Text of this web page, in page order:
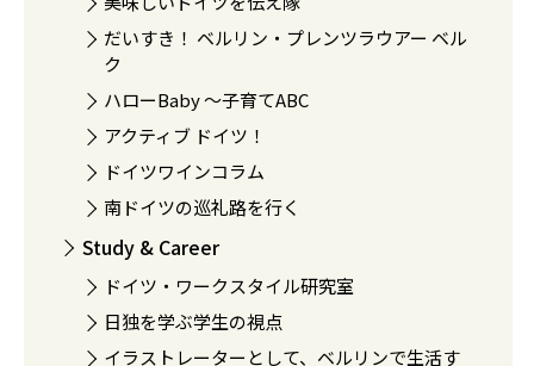
だいすき！ ベルリン・プレンツラウアー ベル
ク
ハローBaby 〜子育てABC
アクティブ ドイツ！
ドイツワインコラム
南ドイツの巡礼路を行く
Study & Career
ドイツ・ワークスタイル研究室
日独を学ぶ学生の視点
イラストレーターとして、ベルリンで生活す